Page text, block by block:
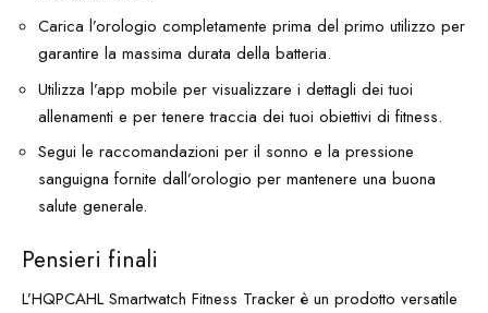
Carica l’orologio completamente prima del primo utilizzo per
garantire la massima durata della batteria.
Utilizza l’app mobile per visualizzare i dettagli dei tuoi
allenamenti e per tenere traccia dei tuoi obiettivi di fitness.
Segui le raccomandazioni per il sonno e la pressione
sanguigna fornite dall’orologio per mantenere una buona
salute generale.
Pensieri finali
L’HQPCAHL Smartwatch Fitness Tracker è un prodotto versatile